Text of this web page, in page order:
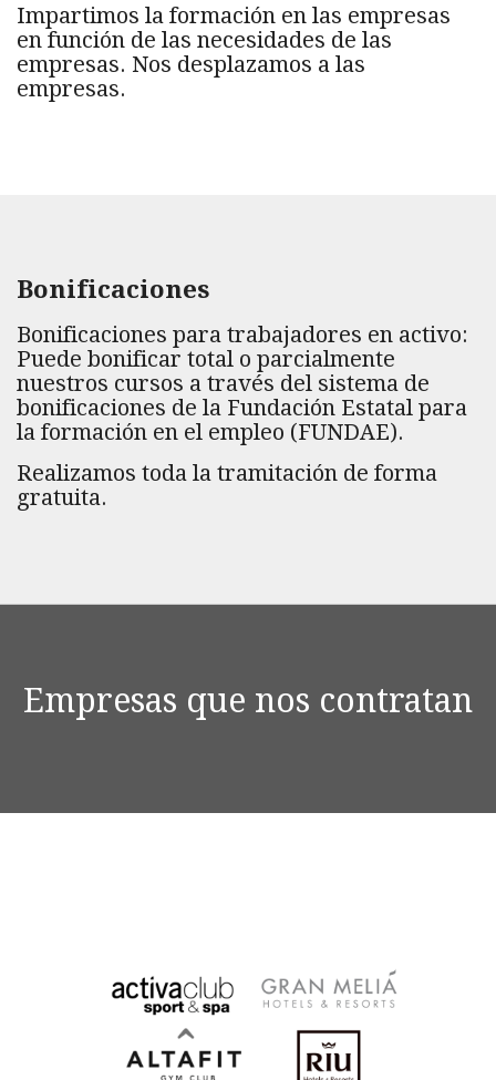
Impartimos la formación en las empresas
en función de las necesidades de las
empresas. Nos desplazamos a las
empresas.
Bonificaciones
Bonificaciones para trabajadores en activo:
Puede bonificar total o parcialmente
nuestros cursos a través del sistema de
bonificaciones de la Fundación Estatal para
la formación en el empleo (FUNDAE).
Realizamos toda la tramitación de forma
gratuita.
Empresas que nos contratan